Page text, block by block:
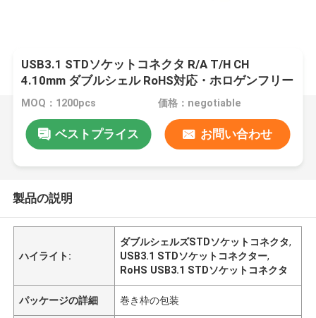
USB3.1 STDソケットコネクタ R/A T/H CH
4.10mm ダブルシェル RoHS対応・ホロゲンフリー
MOQ：1200pcs 価格：negotiable
ベストプライス お問い合わせ
製品の説明
ハイライト:
ダブルシェルズSTDソケットコネクタ,
USB3.1 STDソケットコネクター,
RoHS USB3.1 STDソケットコネクタ
パッケージの詳細 巻き枠の包装